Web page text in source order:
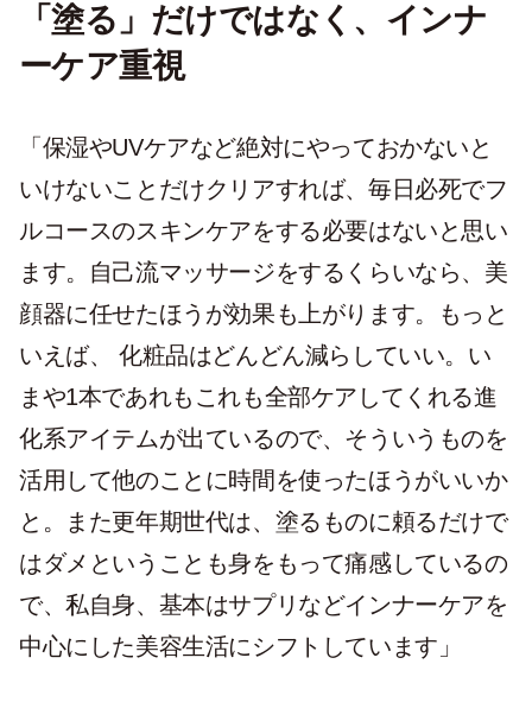
「塗る」だけではなく、インナ
ーケア重視
「保湿やUVケアなど絶対にやっておかないと
いけないことだけクリアすれば、毎日必死でフ
ルコースのスキンケアをする必要はないと思い
ます。自己流マッサージをするくらいなら、美
顔器に任せたほうが効果も上がります。もっと
いえば、 化粧品はどんどん減らしていい。 い
まや1本であれもこれも全部ケアしてくれる進
化系アイテムが出ているので、そういうものを
活用して他のことに時間を使ったほうがいいか
と。また更年期世代は、塗るものに頼るだけで
はダメということも身をもって痛感しているの
で、私自身、基本はサプリなどインナーケアを
中心にした美容生活にシフトしています」